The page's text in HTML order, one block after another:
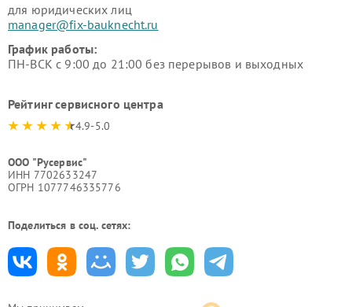
для юридических лиц
manager@fix-bauknecht.ru
График работы:
ПН-ВСК с 9:00 до 21:00 без перерывов и выходных
Рейтинг сервисного центра
4.9-5.0
ООО "Русервис"
ИНН 7702633247
ОГРН 1077746335776
Поделиться в соц. сетях: